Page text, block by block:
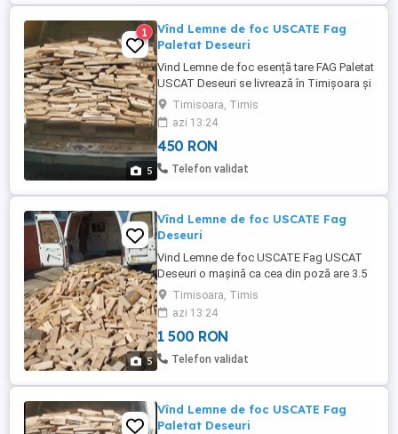
5
1
Vînd Lemne de foc USCATE Fag
Paletat Deseuri
Vind Lemne de foc esență tare FAG Paletat
USCAT Deseuri se livrează în Timișoara și
Timiș doar lemn sănătos lemn de calitate
în Timișoara transport inclus în preț in
afara orașului minim 2.Paleti pentru
transport gratuit
Timisoara, Timis
azi 13:24
450 RON
Telefon validat
5
Vînd Lemne de foc USCATE Fag
Deseuri
Vind Lemne de foc USCATE Fag USCAT
Deseuri o mașină ca cea din poză are 3.5
m steri se livrează în Timișoara și Timiș
doar lemn sănătos lemn de calitate nu
coajă sau putregai doar lemn sănătos
Timisoara, Timis
azi 13:24
1 500 RON
Telefon validat
Vînd Lemne de foc USCATE Fag
Paletat Deseuri